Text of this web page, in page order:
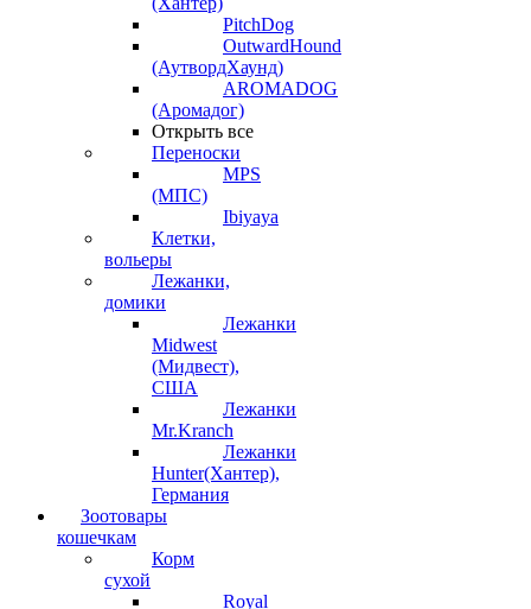
PitchDog
OutwardHound
(АутвордХаунд)
AROMADOG
(Аромадог)
Открыть все
Переноски
MPS
(МПС)
Ibiyaya
Клетки,
вольеры
Лежанки,
домики
Лежанки
Midwest
(Мидвест),
США
Лежанки
Mr.Kranch
Лежанки
Hunter(Хантер),
Германия
Зоотовары
кошечкам
Корм
сухой
Royal